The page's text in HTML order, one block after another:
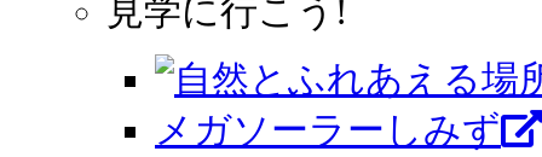
見学に行こう!
メガソーラーしみず